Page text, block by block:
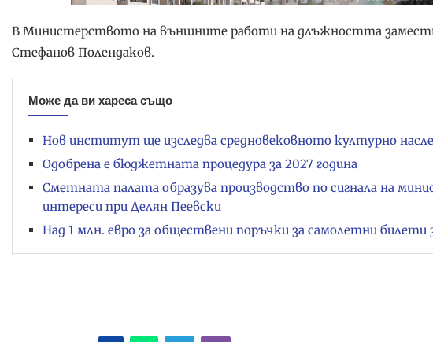
В Министерството на външните работи на длъжността
Стефанов Полендаков.
Може да ви хареса също
Нов институт ще изследва средновековното културно
Одобрена е бюджетната процедура за 2027 година
Сметната палата образува производство по сигнала на
интереси при Делян Пеевски
Над 1 млн. евро за обществени поръчки за самолетни